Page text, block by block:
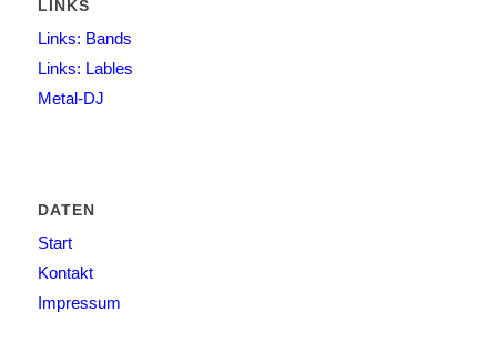
LINKS
Links: Bands
Links: Lables
Metal-DJ
DATEN
Start
Kontakt
Impressum